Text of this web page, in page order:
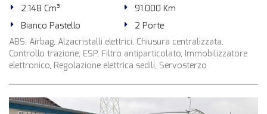
2.148 Cm³
91.000 Km
Bianco Pastello
2 Porte
ABS, Airbag, Alzacristalli elettrici, Chiusura centralizzata,
Controllo trazione, ESP, Filtro antiparticolato, Immobilizzatore
elettronico, Regolazione elettrica sedili, Servosterzo